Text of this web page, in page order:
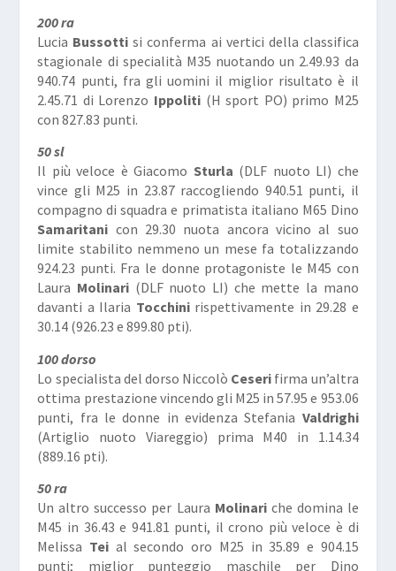
200 ra
Lucia Bussotti si conferma ai vertici della classifica
stagionale di specialità M35 nuotando un 2.49.93 da
940.74 punti, fra gli uomini il miglior risultato è il
2.45.71 di Lorenzo Ippoliti(H sport PO) primo M25
con 827.83 punti.
50 sl
Il più veloce è Giacomo Sturla (DLF nuoto LI) che
vince gli M25 in 23.87 raccogliendo 940.51 punti, il
compagno di squadra e primatista italiano M65 Dino
Samaritani con 29.30 nuota ancora vicino al suo
limite stabilito nemmeno un mese fa totalizzando
924.23 punti. Fra le donne protagoniste le M45 con
Laura Molinari (DLF nuoto LI) che mette la mano
davanti a Ilaria Tocchinirispettivamente in 29.28 e
30.14 (926.23 e 899.80 pti).
100 dorso
Lo specialista del dorso Niccolò Ceseri firma un’altra
ottima prestazione vincendo gli M25 in 57.95 e 953.06
punti, fra le donne in evidenza Stefania Valdrighi
(Artiglio nuoto Viareggio) prima M40 in 1.14.34
(889.16 pti).
50 ra
Un altro successo per Laura Molinariche domina le
M45 in 36.43 e 941.81 punti, il crono più veloce è di
Melissa Tei al secondo oro M25 in 35.89 e 904.15
punti; miglior punteggio maschile per Dino